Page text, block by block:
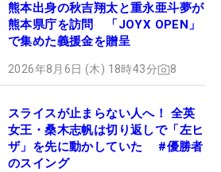
熊本出身の秋吉翔太と重永亜斗夢が
熊本県庁を訪問 「JOYX OPEN」
で集めた義援金を贈呈
2026年8月6日 (木) 18時43分 8
スライスが止まらない人へ！ 全英
女王・桑木志帆は切り返しで「左ヒ
ザ」を先に動かしていた #優勝者
のスイング